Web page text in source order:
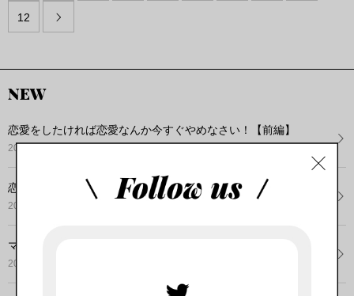
12 
NEW
恋愛をしたければ恋愛なんか今すぐやめなさい！【前編】
2022.07.18
恋愛をしたければ恋愛なんか今すぐやめなさい！【後編】
2022.07.16
マッチングアプリで100人以上とデートした女が教える！東...
2022.06.22